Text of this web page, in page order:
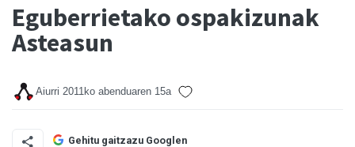
Eguberrietako ospakizunak
Asteasun
Aiurri 2011ko abenduaren 15a
Gehitu gaitzazu Googlen